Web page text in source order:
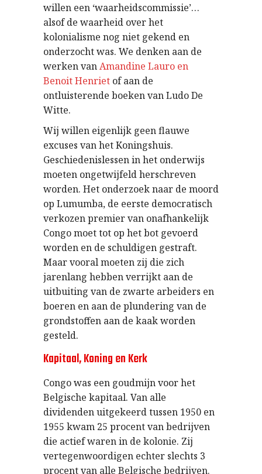
willen een ‘waarheidscommissie’…
alsof de waarheid over het
kolonialisme nog niet gekend en
onderzocht was. We denken aan de
werken vanAmandine Lauro en
Benoit Henriet of aan de
ontluisterende boeken van Ludo De
Witte.
Wij willen eigenlijk geen flauwe
excuses van het Koningshuis.
Geschiedenislessen in het onderwijs
moeten ongetwijfeld herschreven
worden. Het onderzoek naar de moord
op Lumumba, de eerste democratisch
verkozen premier van onafhankelijk
Congo moet tot op het bot gevoerd
worden en de schuldigen gestraft.
Maar vooral moeten zij die zich
jarenlang hebben verrijkt aan de
uitbuiting van de zwarte arbeiders en
boeren en aan de plundering van de
grondstoffen aan de kaak worden
gesteld.
Kapitaal, Koning en Kerk
Congo was een goudmijn voor het
Belgische kapitaal. Van alle
dividenden uitgekeerd tussen 1950 en
1955 kwam 25 procent van bedrijven
die actief waren in de kolonie. Zij
vertegenwoordigen echter slechts 3
procent van alle Belgische bedrijven.